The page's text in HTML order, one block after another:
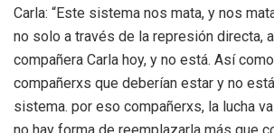
Carla: “Este sistema nos mata, y nos
no solo a través de la represión directa,
compañera Carla hoy, y no está. Así
compañerxs que deberían estar y no
sistema. por eso compañerxs, la lucha